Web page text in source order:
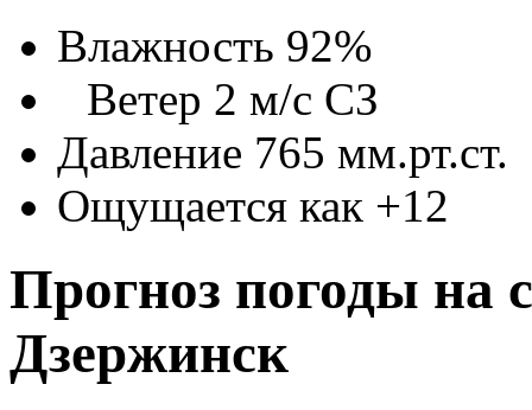
Влажность 92%
Ветер 2 м/с СЗ
Давление 765 мм.рт.ст.
Ощущается как +12
Прогноз погоды на
Дзержинск